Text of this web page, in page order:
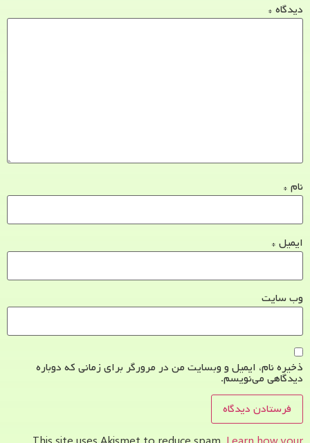
دیدگاه *
نام *
ایمیل *
وب‌ سایت
ذخیره نام، ایمیل و وبسایت من در مرورگر برای زمانی که دوباره
دیدگاهی می‌نویسم.